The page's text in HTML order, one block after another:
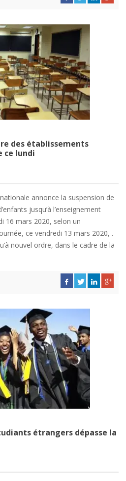
des établissements
ce lundi
annonce la suspension de
jusqu’à l’enseignement
16 mars 2020, selon un
ce vendredi 13 mars 2020, .
nouvel ordre, dans le cadre de la
étrangers dépasse la